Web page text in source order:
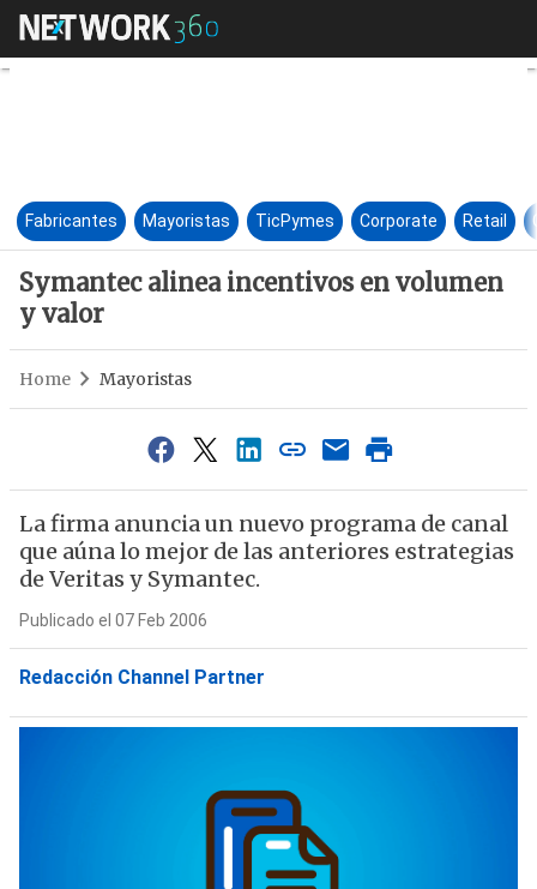
Symantec alinea incentivos
Fabricantes Mayoristas TicPymes Corporate Retail
Symantec alinea incentivos en volumen
y valor
Home Mayoristas
La firma anuncia un nuevo programa de canal
que aúna lo mejor de las anteriores estrategias
de Veritas y Symantec.
Publicado el 07 Feb 2006
Redacción Channel Partner